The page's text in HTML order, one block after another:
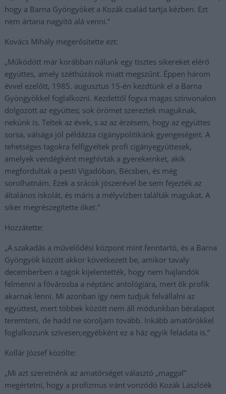
hogy a Barna Gyöngyöket a Kozák család tartja kézben. Ezt
nem ártana nagyító alá venni.”
Kovács Mihály megerősítette ezt:
„Működött már korábban nálunk egy tisztes sikereket elérő
együttes, amely széthúzások miatt megszűnt. Éppen három
évvel ezelőtt, 1985. augusztus 15-én kezdtünk el a Barna
Gyöngyökkel foglalkozni. Kezdettől fogva magas színvonalon
dolgozott az együttes; sok örömet szereztek maguknak,
nekünk is. Teltek az évek, s az az érzésem, hogy az együttes
sorsa, válsága jól példázza cigánypolitikánk gyengeségeit. A
tehetséges tagokra felfigyeltek profi cigányegyüttesek,
amelyek vendégként meghívták a gyerekeinket, akik
megfordultak a pesti Vigadóban, Bécsben, és még
sorolhatnám. Ezek a srácok jószerével be sem fejezték az
általános iskolát, és máris a mélyvízben találták magukat. A
siker megrészegítette őket.”
Hozzátette:
„A szakadás a művelődési központ mint fenntartó, és a Barna
Gyöngyök között akkor következett be, amikor tavaly
decemberben a tagok kijelentették, hogy nem hajlandók
felmenni a fővárosba a néptánc antológiára, mert ők profik
akarnak lenni. Mi azonban így nem tudjuk felvállalni az
együttest, mert többek között nem áll módunkban béralapot
teremteni, de hadd ne soroljam tovább. Inkább amatőrökkel
foglalkozunk szívesen;egyébként ez a ház egyik feladata is.”
Kollár József közölte:
„Mi azt szeretnénk az amatőrséget választó „maggal”
megértetni, hogy a profizmus iránt vonzódó Kozák Lászlóék